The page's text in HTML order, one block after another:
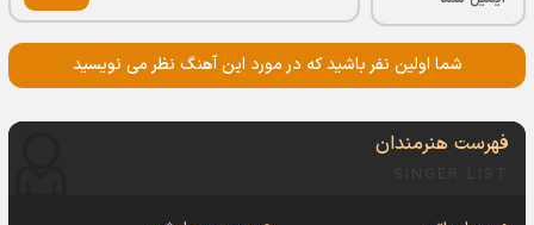
شما اولین نفر باشید که در مورد این آهنگ نظر می نویسید
فهرست هنرمندان